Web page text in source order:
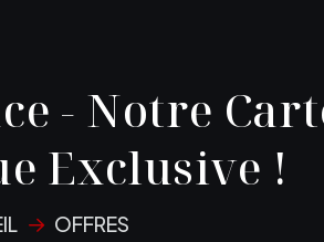
- Notre
Exclusive !
OFFRES